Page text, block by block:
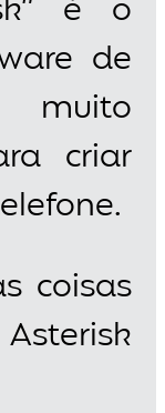
é o
de
muito
criar
coisas